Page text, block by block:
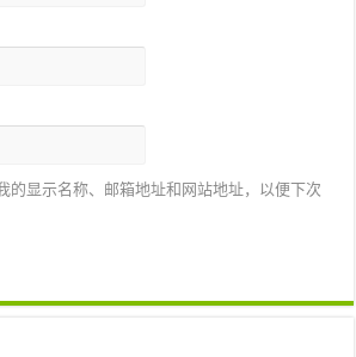
的显示名称、邮箱地址和网站地址，以便下次